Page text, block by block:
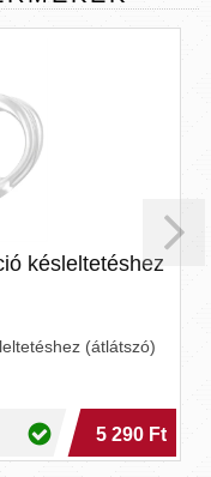
késleltetéshez
(átlátszó)
5 290 Ft